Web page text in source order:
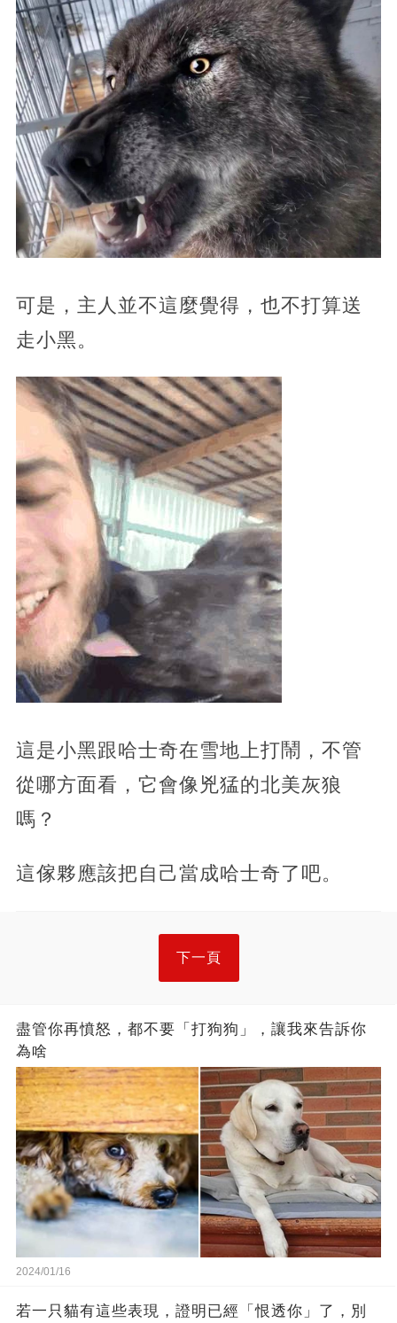
可是，主人並不這麼覺得，也不打算送
走小黑。
這是小黑跟哈士奇在雪地上打鬧，不管
從哪方面看，它會像兇猛的北美灰狼
嗎？
這傢夥應該把自己當成哈士奇了吧。
下一頁
盡管你再憤怒，都不要「打狗狗」，讓我來告訴你
為啥
2024/01/16
若一只貓有這些表現，證明已經「恨透你」了，別